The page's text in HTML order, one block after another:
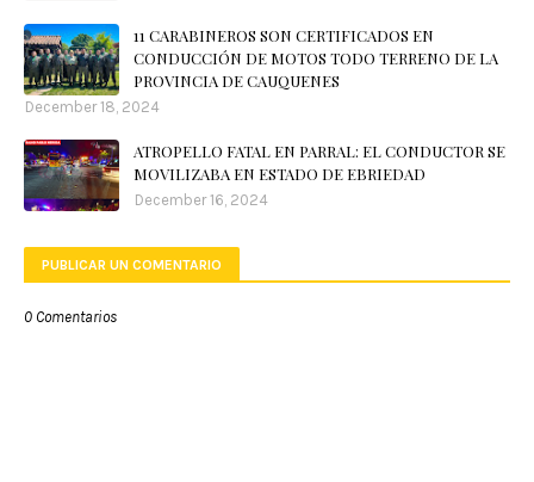
11 CARABINEROS SON CERTIFICADOS EN
CONDUCCIÓN DE MOTOS TODO TERRENO DE LA
PROVINCIA DE CAUQUENES
December 18, 2024
ATROPELLO FATAL EN PARRAL: EL CONDUCTOR SE
MOVILIZABA EN ESTADO DE EBRIEDAD
December 16, 2024
PUBLICAR UN COMENTARIO
0 Comentarios